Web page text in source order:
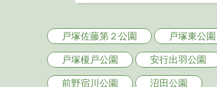
戸塚佐藤第２公園 戸塚東公園
戸塚榎戸公園 安行出羽公園
前野宿川公園 沼田公園